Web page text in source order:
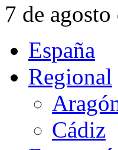
7 de
España
Regional
Cádiz